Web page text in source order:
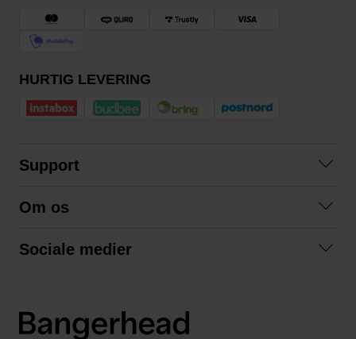
HURTIG LEVERING
Support
Betingelser
Om os
Sociale medier
LinkedIn